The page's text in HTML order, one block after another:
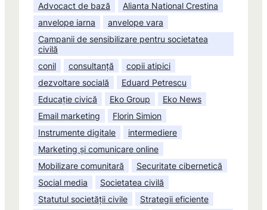
Advocact de bază
Alianta National Crestina
anvelope iarna
anvelope vara
Campanii de sensibilizare pentru societatea
civilă
conil
consultanță
copii atipici
dezvoltare socială
Eduard Petrescu
Educație civică
Eko Group
Eko News
Email marketing
Florin Simion
Instrumente digitale
intermediere
Marketing și comunicare online
Mobilizare comunitară
Securitate cibernetică
Social media
Societatea civilă
Statutul societății civile
Strategii eficiente